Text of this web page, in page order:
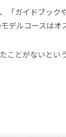
ガイドブック
デルコースはオ
ことがないとい